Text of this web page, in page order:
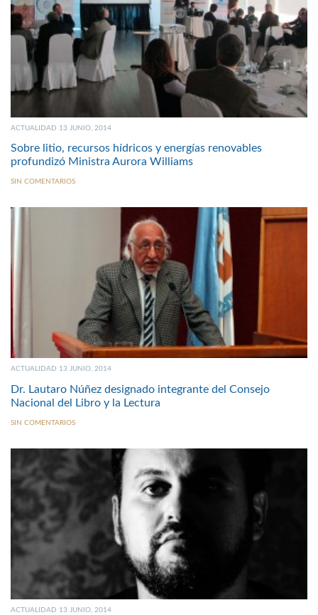
ACTUALIDAD 13 JUNIO, 2014
Sobre litio, recursos hídricos y energías renovables
profundizó Ministra Aurora Williams
SIN COMENTARIOS
ACTUALIDAD 13 JUNIO, 2014
Dr. Lautaro Núñez designado integrante del Consejo
Nacional del Libro y la Lectura
SIN COMENTARIOS
ACTUALIDAD 13 JUNIO, 2014